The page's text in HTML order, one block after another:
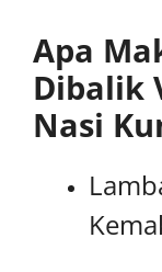
Apa
Dibalik
Nasi